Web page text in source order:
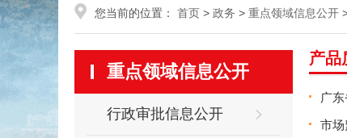
您当前的位置： 首页 > 政务 > 重点领域信息公开
重点领域信息公开
行政审批信息公开
产品
广
市场